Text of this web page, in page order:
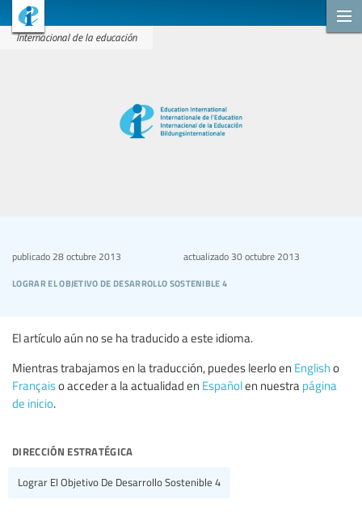
Internacional de la educación
lograr el objetivo de desarrollo sostenible 4
publicado 28 octubre 2013 actualizado30 octubre 2013
El artículo aún no se ha traducido a este idioma.
Mientras trabajamos en la traducción, puedes leerlo en English o
Françaiso acceder a la actualidad en Españolen nuestra página
de inicio.
dirección estratégica
Lograr El Objetivo De Desarrollo Sostenible 4